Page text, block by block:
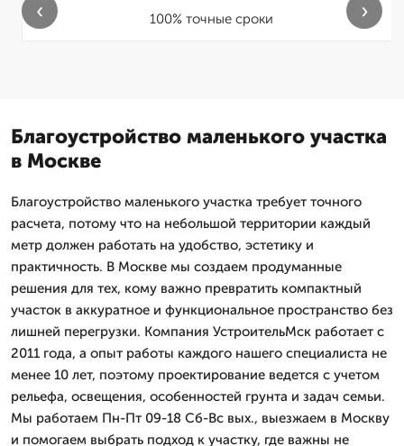
100% точные сроки
‹ ›
Благоустройство маленького участка
в Москве
Благоустройство маленького участка требует точного
расчета, потому что на небольшой территории каждый
метр должен работать на удобство, эстетику и
практичность. В Москве мы создаем продуманные
решения для тех, кому важно превратить компактный
участок в аккуратное и функциональное пространство без
лишней перегрузки. Компания УстроительМск работает с
2011 года, а опыт работы каждого нашего специалиста не
менее 10 лет, поэтому проектирование ведется с учетом
рельефа, освещения, особенностей грунта и задач семьи.
Мы работаем Пн-Пт 09-18 Сб-Вс вых., выезжаем в Москву
и помогаем выбрать подход к участку, где важны не